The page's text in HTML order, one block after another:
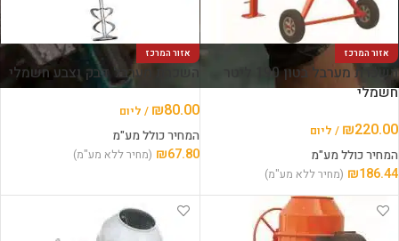
אזור המרכז
חשמלי
₪220.00 / ליום
המחיר כולל מע"מ
₪186.44 (מחיר ללא מע"מ)
אזור המרכז
השכרת מערבל דבק וצבע חשמלי
₪80.00 / ליום
המחיר כולל מע"מ
₪67.80 (מחיר ללא מע"מ)